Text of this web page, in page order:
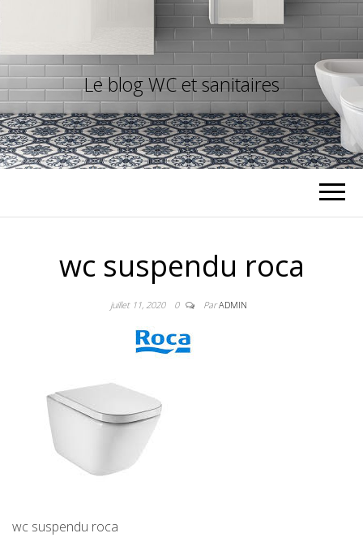
Le blog WC et sanitaires
wc suspendu roca
juillet 11, 2020 0 ParADMIN
wc suspendu roca